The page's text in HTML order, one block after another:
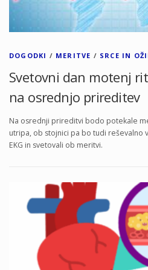
DOGODKI / MERITVE / SRCE IN
Svetovni dan motenj
na osrednjo prireditev
Na osrednji prireditvi bodo potekale
utripa, ob stojnici pa bo tudi reševalno
EKG in svetovali ob meritvi.